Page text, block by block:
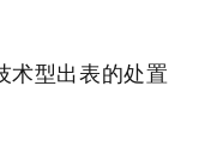
术型出表的处置